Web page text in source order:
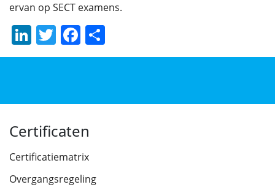
ervan op SECT examens.
LinkedIn
TwitterFacebook
Certificaten
Certificatiematrix
Overgangsregeling